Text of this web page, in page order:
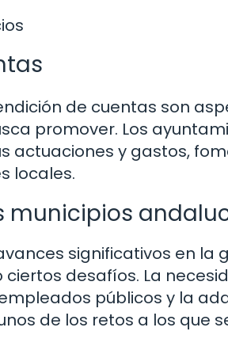
de cuentas son
promover. Los
actuaciones y gastos,
locales.
municipios
significativos en la
desafíos. La
públicos y la
de los retos a los que